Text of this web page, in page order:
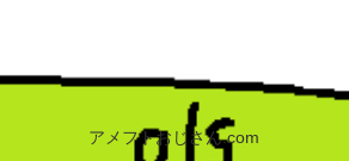
アメフトおじさん.com